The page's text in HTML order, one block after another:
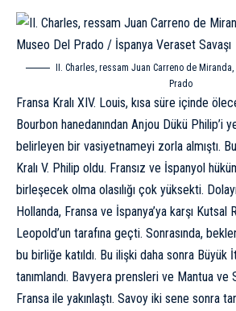
II. Charles, ressam Juan Carreno de Miranda,
Prado
Fransa Kralı XIV. Louis, kısa süre içinde
Bourbon hanedanından Anjou Dükü Philip’i
belirleyen bir vasiyetnameyi zorla almıştı.
Kralı V. Philip oldu. Fransız ve İspanyol
birleşecek olma olasılığı çok yüksekti.
Hollanda, Fransa ve İspanya’ya karşı Kutsal
Leopold’un tarafına geçti. Sonrasında,
bu birliğe katıldı. Bu ilişki daha sonra Büyük
tanımlandı. Bavyera prensleri ve Mantua ve
Fransa ile yakınlaştı. Savoy iki sene sonra